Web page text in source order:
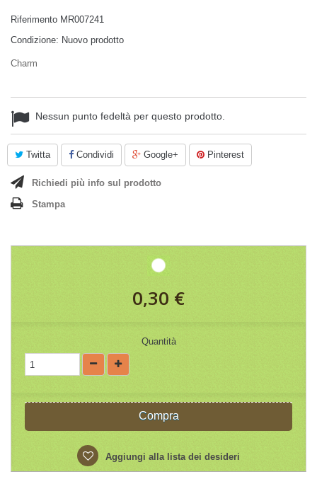
Riferimento MR007241
Condizione: Nuovo prodotto
Charm
Nessun punto fedeltà per questo prodotto.
Twitta Condividi Google+ Pinterest
Richiedi più info sul prodotto
Stampa
0,30 €
Quantità
Compra
Aggiungi alla lista dei desideri